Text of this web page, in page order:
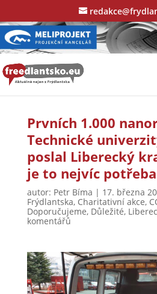
Prvních 1.000
Technické
poslal Liberecký
je to nejvíc potřeba
autor: Petr Bíma | 17. března
Frýdlantska, Charitativní akce,
Doporučujeme, Důležité,
komentářů